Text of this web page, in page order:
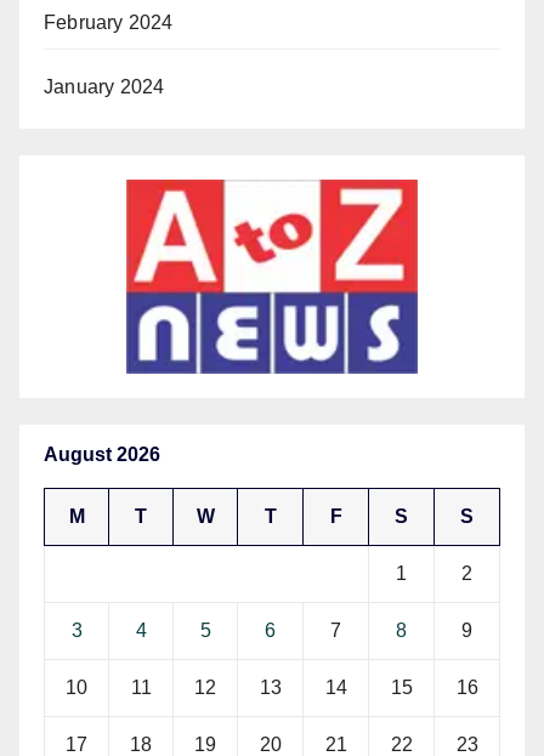
February 2024
January 2024
August 2026
M T W T F S S
1 2
3 4 5 6 7 8 9
10 11 12 13 14 15 16
17 18 19 20 21 22 23